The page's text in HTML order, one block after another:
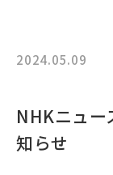
2024.05.09
NHKニュー
知らせ